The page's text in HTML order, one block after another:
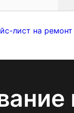
лист на